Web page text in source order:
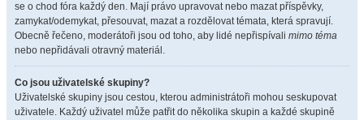
se o chod fóra každý den. Mají právo upravovat nebo mazat příspěvky,
zamykat/odemykat, přesouvat, mazat a rozdělovat témata, která spravují.
Obecně řečeno, moderátoři jsou od toho, aby lidé nepřispívali mimo téma
nebo nepřidávali otravný materiál.
Co jsou uživatelské skupiny?
Uživatelské skupiny jsou cestou, kterou administrátoři mohou seskupovat
uživatele. Každý uživatel může patřit do několika skupin a každé skupině